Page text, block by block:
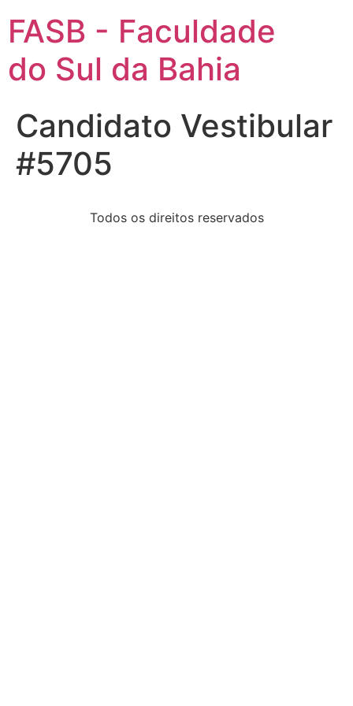
FASB - Faculdade
do Sul da Bahia
Candidato Vestibular
#5705
Todos os direitos reservados